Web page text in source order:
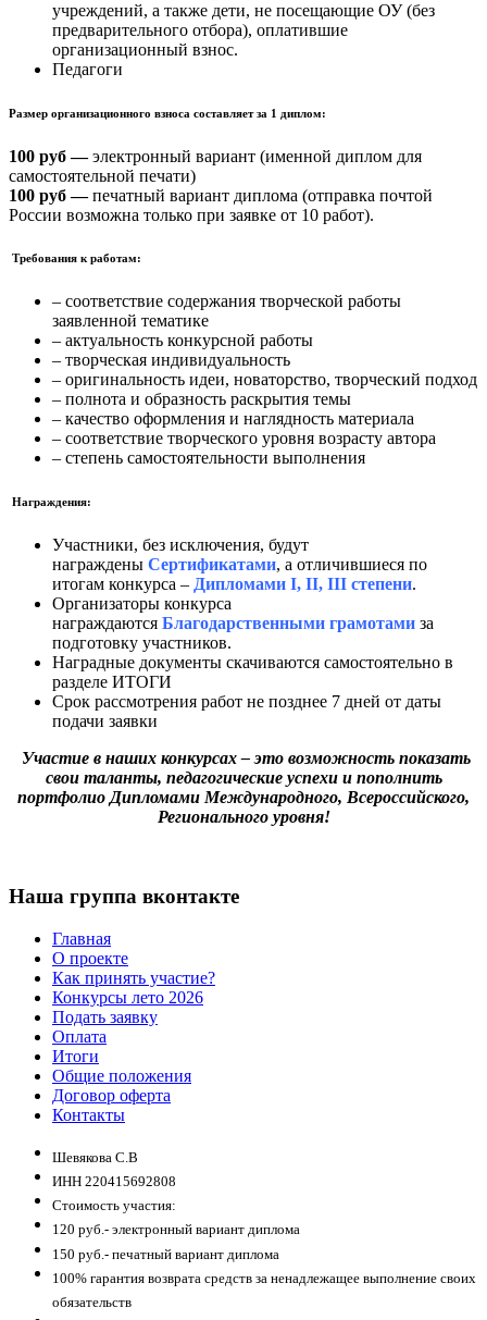
учреждений, а также дети, не посещающие ОУ (без
предварительного отбора), оплатившие
организационный взнос.
Педагоги
Размер организационного взноса составляет за 1 диплом:
100 руб —электронный вариант (именной диплом для
самостоятельной печати)
100 руб —печатный вариант диплома (отправка почтой
России возможна только при заявке от 10 работ).
Требования к работам:
– соответствие содержания творческой работы
заявленной тематике
– актуальность конкурсной работы
– творческая индивидуальность
– оригинальность идеи, новаторство, творческий подход
– полнота и образность раскрытия темы
– качество оформления и наглядность материала
– соответствие творческого уровня возрасту автора
– степень самостоятельности выполнения
Награждения:
Участники, без исключения, будут
награждены Сертификатами, а отличившиеся по
итогам конкурса – Дипломами I, II, III степени.
Организаторы конкурса
награждаются Благодарственными грамотами за
подготовку участников.
Наградные документы скачиваются самостоятельно в
разделе ИТОГИ
Срок рассмотрения работ не позднее 7 дней от даты
подачи заявки
Участие в наших конкурсах– это возможность показать
свои таланты, педагогические успехи и пополнить
портфолио Дипломами Международного, Всероссийского,
Регионального уровня!
Наша группа вконтакте
Главная
О проекте
Как принять участие?
Конкурсы лето 2026
Подать заявку
Оплата
Итоги
Общие положения
Договор оферта
Контакты
Шевякова С.В
ИНН 220415692808
Стоимость участия:
120 руб.- электронный вариант диплома
150 руб.- печатный вариант диплома
100% гарантия возврата средств за ненадлежащее выполнение своих
обязательств